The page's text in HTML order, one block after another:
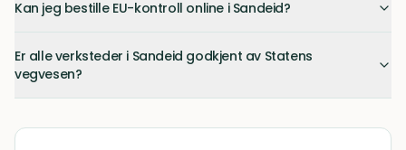
Kan jeg bestille EU-kontroll online i Sandeid?
Er alle verksteder i Sandeid godkjent av Statens
vegvesen?